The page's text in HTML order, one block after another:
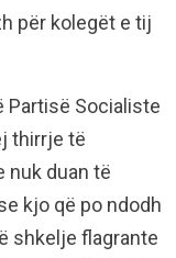
për kolegët e tij
Partisë Socialiste
thirrje të
nuk duan të
kjo që po ndodh
shkelje flagrante